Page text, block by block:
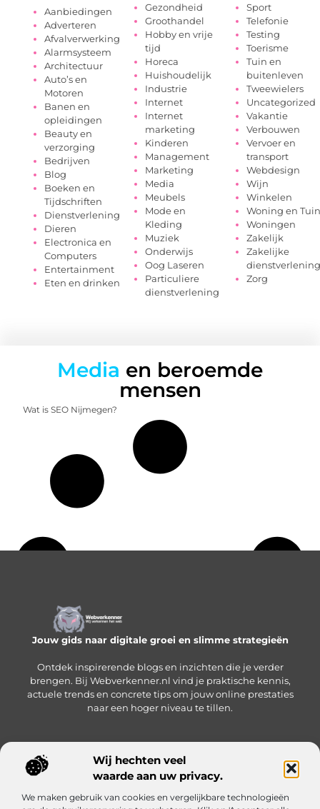
Wij hechten veel
waarde aan uw privacy.
We maken gebruik van cookies en vergelijkbare technologieën
Aanbiedingen
Adverteren
Afvalverwerking
Alarmsysteem
Architectuur
Auto’s en
Motoren
Banen en
opleidingen
Beauty en
verzorging
Bedrijven
Blog
Boeken en
Tijdschriften
Dienstverlening
Dieren
Electronica en
Computers
Entertainment
Eten en drinken
Gezondheid
Groothandel
Hobby en vrije
tijd
Horeca
Huishoudelijk
Industrie
Internet
Internet
marketing
Kinderen
Management
Marketing
Media
Meubels
Mode en
Kleding
Muziek
Onderwijs
Oog Laseren
Particuliere
dienstverlening
Sport
Telefonie
Testing
Toerisme
Tuin en
buitenleven
Tweewielers
Uncategorized
Vakantie
Verbouwen
Vervoer en
transport
Webdesign
Wijn
Winkelen
Woning en Tuin
Woningen
Zakelijk
Zakelijke
dienstverlening
Zorg
Media en beroemde
mensen
Wat is SEO Nijmegen?
Jouw gids naar digitale groei en slimme strategieën
Ontdek inspirerende blogs en inzichten die je verder
brengen. Bij Webverkenner.nl vind je praktische kennis,
actuele trends en concrete tips om jouw online prestaties
naar een hoger niveau te tillen.
Onze informatie
Bericht categorie